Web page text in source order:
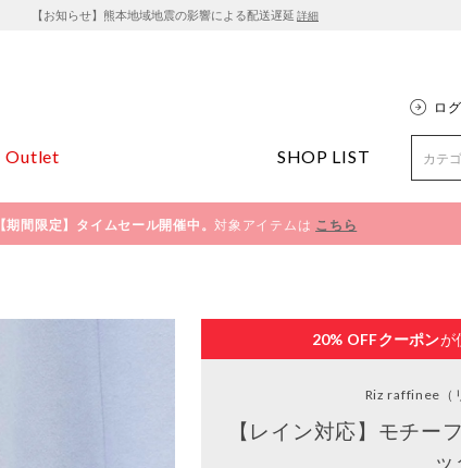
【お知らせ】熊本地域地震の影響による配送遅延 詳細
ロ
Outlet SHOP LIST
【期間限定】タイムセール開催中。対象アイテムは こちら
20% OFFクーポンが
Riz raffinee
【レイン対応】モチー
ッ